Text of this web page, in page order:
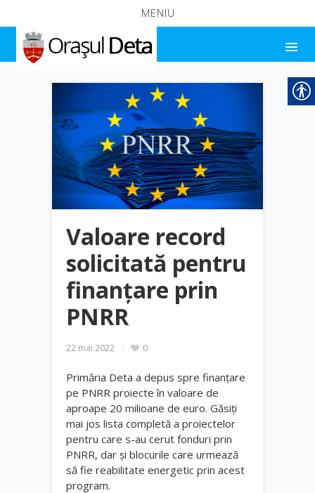
MENIU
Valoare record
solicitată pentru
finanțare prin
PNRR
22 mai 2022 0
Primăria Deta a depus spre finanțare
pe PNRR proiecte în valoare de
aproape 20 milioane de euro. Găsiți
mai jos lista completă a proiectelor
pentru care s-au cerut fonduri prin
PNRR, dar și blocurile care urmează
să fie reabilitate energetic prin acest
program.